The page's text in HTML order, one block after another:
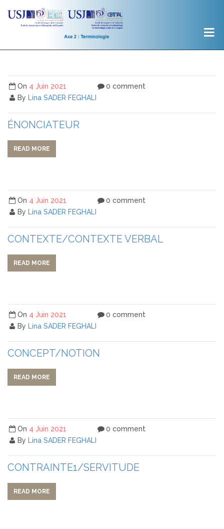
On 4 Juin 2021
By Lina SADER FEGHALI
0 comment
ÉNONCIATEUR
READ MORE
On 4 Juin 2021
By Lina SADER FEGHALI
0 comment
CONTEXTE/CONTEXTE VERBAL
READ MORE
On 4 Juin 2021
By Lina SADER FEGHALI
0 comment
CONCEPT/NOTION
READ MORE
On 4 Juin 2021
By Lina SADER FEGHALI
0 comment
CONTRAINTE1/SERVITUDE
READ MORE